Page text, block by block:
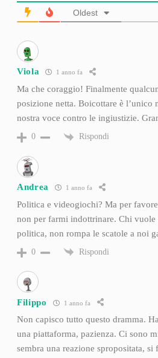
Oldest
Viola 1 anno fa
Ma che coraggio! Finalmente
posizione netta. Boicottare è l’unico
nostra voce contro le ingiustizie.
0 Rispondi
Andrea 1 anno fa
Politica e videogiochi? Ma per
non per farmi indottrinare. Chi vuole
politica, non rompa le scatole a noi
0 Rispondi
Filippo 1 anno fa
Non capisco tutto questo dramma.
una piattaforma, pazienza. Ci sono
sembra una reazione spropositata,